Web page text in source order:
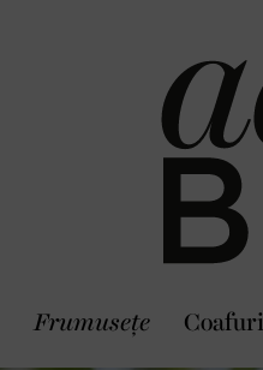
Frumusețe Coafuri